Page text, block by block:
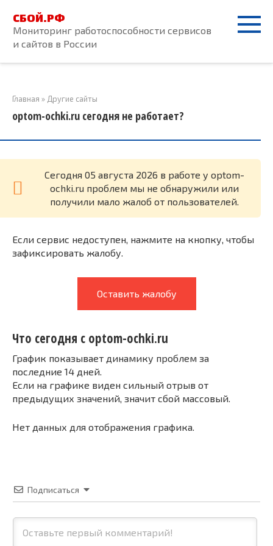
контенту
СБОЙ.РФ
Мониторинг работоспособности сервисов
и сайтов в России
Главная » Другие сайты
optom-ochki.ru сегодня не работает?
Cегодня 05 августа 2026 в работе у optom-
ochki.ru проблем мы не обнаружили или
получили мало жалоб от пользователей.
Если сервис недоступен, нажмите на кнопку, чтобы
зафиксировать жалобу.
Оставить жалобу
Что сегодня с optom-ochki.ru
График показывает динамику проблем за
последние 14 дней.
Если на графике виден сильный отрыв от
предыдущих значений, значит сбой массовый.
Нет данных для отображения графика.
Подписаться